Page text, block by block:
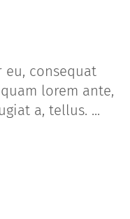
consequat
lorem ante,
a, tellus. ...